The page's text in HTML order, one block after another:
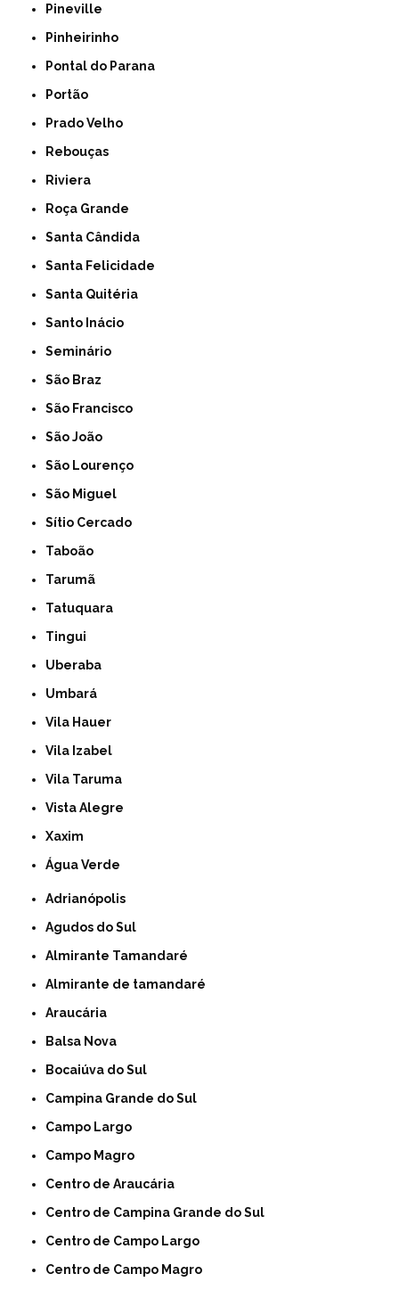
Pineville
Pinheirinho
Pontal do Parana
Portão
Prado Velho
Rebouças
Riviera
Roça Grande
Santa Cândida
Santa Felicidade
Santa Quitéria
Santo Inácio
Seminário
São Braz
São Francisco
São João
São Lourenço
São Miguel
Sítio Cercado
Taboão
Tarumã
Tatuquara
Tingui
Uberaba
Umbará
Vila Hauer
Vila Izabel
Vila Taruma
Vista Alegre
Xaxim
Água Verde
Adrianópolis
Agudos do Sul
Almirante Tamandaré
Almirante de tamandaré
Araucária
Balsa Nova
Bocaiúva do Sul
Campina Grande do Sul
Campo Largo
Campo Magro
Centro de Araucária
Centro de Campina Grande do Sul
Centro de Campo Largo
Centro de Campo Magro